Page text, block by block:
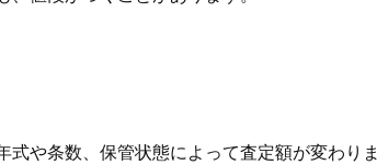
式や条数、保管状態によって査定額が変わ